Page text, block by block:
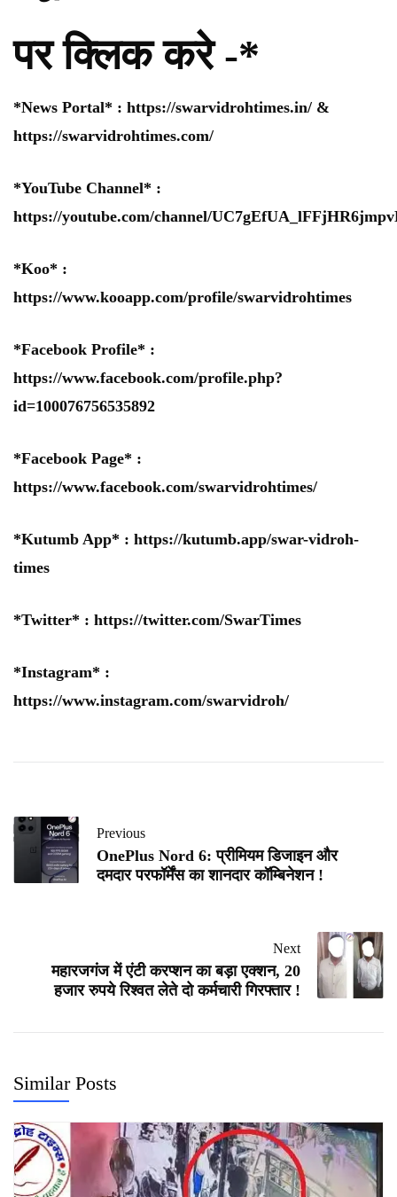
पर क्लिक करे -*
*News Portal* : https://swarvidrohtimes.in/ &
https://swarvidrohtimes.com/
*YouTube Channel* :
https://youtube.com/channel/
*Koo* :
https://www.kooapp.com/profile/swarvidrohtimes
*Facebook Profile* :
https://www.facebook.com/profile.php?
id=100076756535892
*Facebook Page* :
https://www.facebook.com/swarvidrohtimes/
*Kutumb App* : https://kutumb.app/swar-vidroh-
times
*Twitter* : https://twitter.com/SwarTimes
*Instagram* :
https://www.instagram.com/swarvidroh/
Previous
OnePlus Nord 6: प्रीमियम डिजाइन और
दमदार परफॉर्मेंस का शानदार कॉम्बिनेशन !
Next
महारजगंज में एंटी करप्शन का बड़ा एक्शन, 20
हजार रुपये रिश्वत लेते दो कर्मचारी गिरफ्तार !
Similar Posts